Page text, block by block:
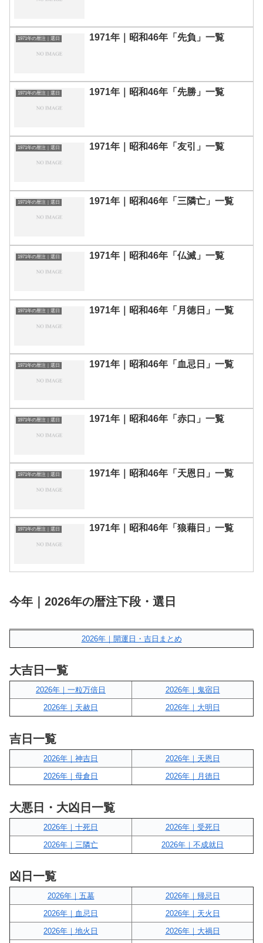
1971年の暦注｜選日 1971年｜昭和46年「先負」一覧
1971年の暦注｜選日 1971年｜昭和46年「先勝」一覧
1971年の暦注｜選日 1971年｜昭和46年「友引」一覧
1971年の暦注｜選日 1971年｜昭和46年「三隣亡」一覧
1971年の暦注｜選日 1971年｜昭和46年「仏滅」一覧
1971年の暦注｜選日 1971年｜昭和46年「月徳日」一覧
1971年の暦注｜選日 1971年｜昭和46年「血忌日」一覧
1971年の暦注｜選日 1971年｜昭和46年「赤口」一覧
1971年の暦注｜選日 1971年｜昭和46年「天恩日」一覧
1971年の暦注｜選日 1971年｜昭和46年「狼藉日」一覧
今年｜2026年の暦注下段・選日
2026年｜開運日・吉日まとめ
大吉日一覧
2026年｜一粒万倍日
2026年｜鬼宿日
2026年｜天赦日
2026年｜大明日
吉日一覧
2026年｜神吉日
2026年｜天恩日
2026年｜母倉日
2026年｜月徳日
大悪日・大凶日一覧
2026年｜十死日
2026年｜受死日
2026年｜三隣亡
2026年｜不成就日
凶日一覧
2026年｜五墓
2026年｜帰忌日
2026年｜血忌日
2026年｜天火日
2026年｜地火日
2026年｜大禍日